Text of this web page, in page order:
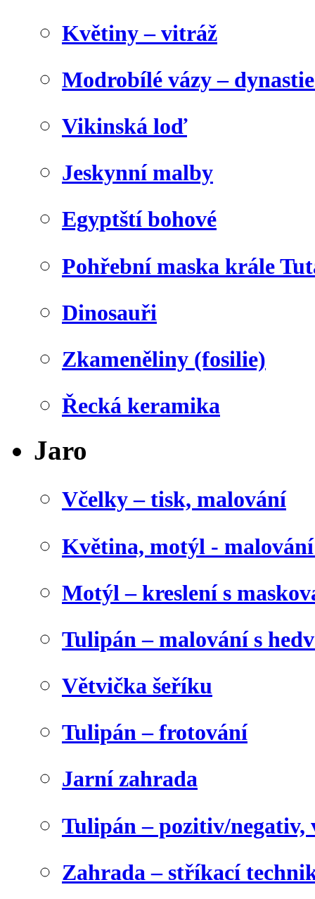
Květiny – vitráž
Modrobílé vázy –
Vikinská loď
Jeskynní malby
Egyptští bohové
Pohřební maska krále
Dinosauři
Zkameněliny (fosilie)
Řecká keramika
Jaro
Včelky – tisk, malování
Květina, motýl -
Motýl – kreslení s
Tulipán – malování s
Větvička šeříku
Tulipán – frotování
Jarní zahrada
Tulipán – pozitiv/negativ,
Zahrada – stříkací